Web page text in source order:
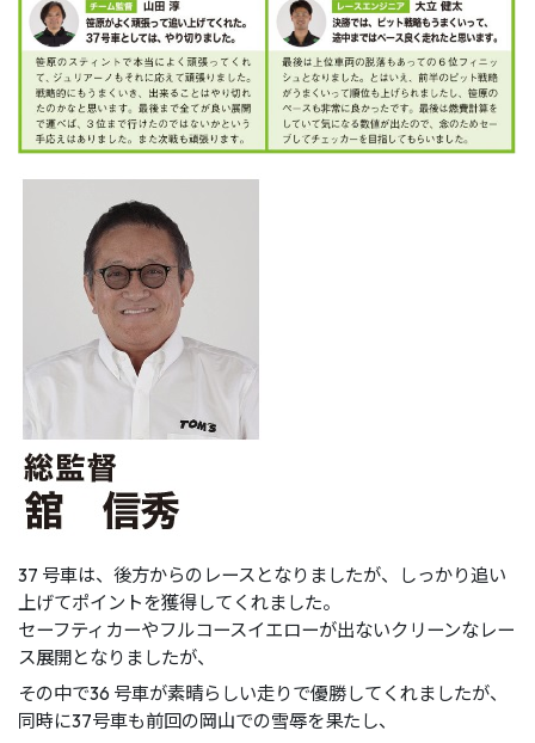
37 号車は、後方からのレースとなりましたが、しっかり追い
上げてポイントを獲得してくれました。
セーフティカーやフルコースイエローが出ないクリーンなレー
ス展開となりましたが、
その中で36 号車が素晴らしい走りで優勝してくれましたが、
同時に37号車も前回の岡山での雪辱を果たし、